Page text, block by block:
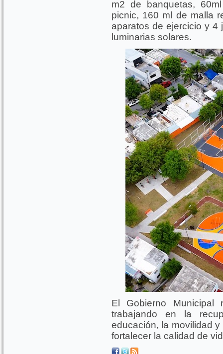
m2 de banquetas,
picnic, 160 ml de malla
aparatos de ejercicio y 4
luminarias solares.
El Gobierno Municipal
trabajando en la
educación, la movilidad
fortalecer la calidad de